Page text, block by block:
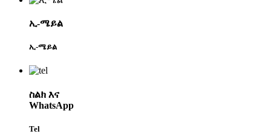
ኢ-ሜይል
ኢ-ሜይል
ስልክ እና
WhatsApp
Tel